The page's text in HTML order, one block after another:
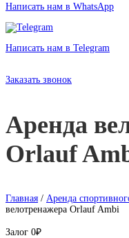
Написать нам в WhatsApp
Написать нам в Telegram
Заказать звонок
Аренда
Orlauf
Главная / Аренда
велотренажера Orlauf Ambi
Залог 0₽